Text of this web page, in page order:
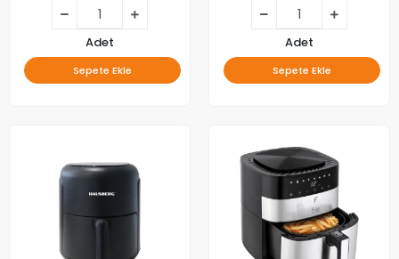
Adet
Sepete Ekle
Adet
Sepete Ekle